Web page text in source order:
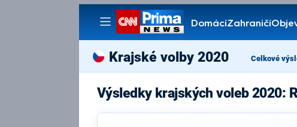
DomácíZahraničí
Pořady
Krajské volby 2020 Celkové
Výsledky krajských voleb 2020: